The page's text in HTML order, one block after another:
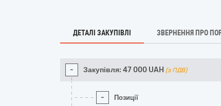
ДЕТАЛІ ЗАКУПІВЛІ ЗВЕРНЕННЯ ПРО
- Закупівля: 47 000 UAH (з ПДВ)
- Позиції